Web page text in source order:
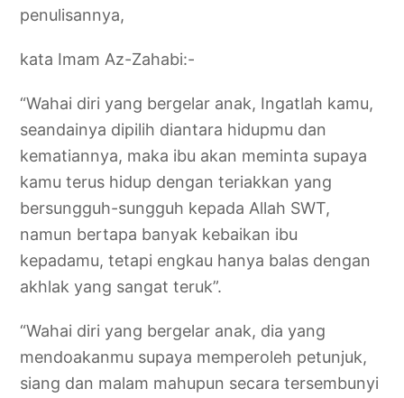
penulisannya,
kata Imam Az-Zahabi:-
“Wahai diri yang bergelar anak, Ingatlah kamu,
seandainya dipilih diantara hidupmu dan
kematiannya, maka ibu akan meminta supaya
kamu terus hidup dengan teriakkan yang
bersungguh-sungguh kepada Allah SWT,
namun bertapa banyak kebaikan ibu
kepadamu, tetapi engkau hanya balas dengan
akhlak yang sangat teruk”.
“Wahai diri yang bergelar anak, dia yang
mendoakanmu supaya memperoleh petunjuk,
siang dan malam mahupun secara tersembunyi